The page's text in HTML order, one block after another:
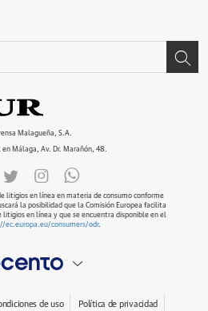
Malagueña, S.A.
en Málaga, Av. Dr. Marañón, 48.
litigios en línea en materia de consumo conforme
la posibilidad que la Comisión Europea facilita
en línea y que se encuentra disponible en el
ec.europa.eu/consumers/odr.
de uso Política de privacidad